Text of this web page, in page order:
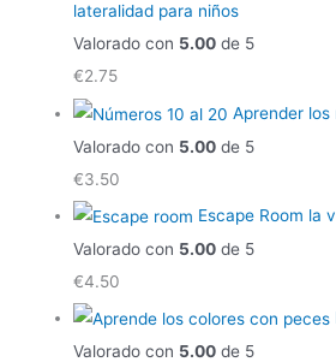
lateralidad para niños
Valorado con 5.00 de 5
€2.75
Aprender los
Valorado con 5.00 de 5
€3.50
Escape Room la
Valorado con 5.00 de 5
€4.50
Valorado con 5.00 de 5